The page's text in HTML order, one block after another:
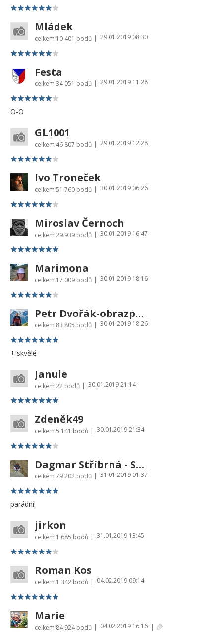
Mládek
celkem 10 401 bodů | 29.01.2019 08:30
Festa
celkem 34 051 bodů | 29.01.2019 11:28
O-O
GL1001
celkem 46 807 bodů | 29.01.2019 12:28
Ivo Troneček
celkem 51 760 bodů | 30.01.2019 06:26
Miroslav Černoch
celkem 29 939 bodů | 30.01.2019 16:47
Marimona
celkem 17 009 bodů | 30.01.2019 18:16
Petr Dvořák-obrazprovas.cz
celkem 83 805 bodů | 30.01.2019 18:26
+ skvělé
Janule
celkem 22 bodů | 30.01.2019 21:14
Zdeněk49
celkem 5 141 bodů | 30.01.2019 21:34
Dagmar Stříbrná - Sharon
celkem 79 202 bodů | 31.01.2019 01:37
parádní!
jirkon
celkem 1 685 bodů | 31.01.2019 13:45
Roman Kos
celkem 1 342 bodů | 04.02.2019 09:14
Marie
celkem 84 924 bodů | 04.02.2019 16:16 |